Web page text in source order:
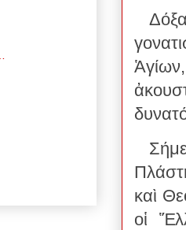
καὶ
οἱ